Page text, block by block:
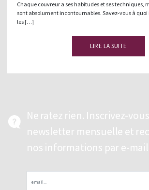
Chaque couvreur a ses habitudes et ses techniques,
sont absolument incontournables. Savez-vous à quoi
les […]
LIRE LA SUITE
Ne ratez rien. Inscrivez-
newsletter mensuelle et
nos informations par e-mail